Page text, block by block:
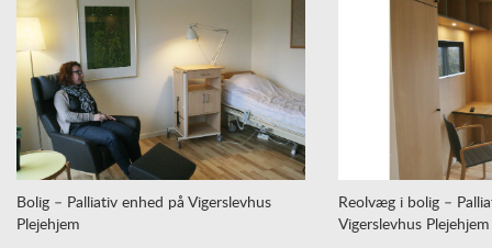
Bolig – Palliativ enhed på Vigerslevhus
Plejehjem
Reolvæg i bolig –
Vigerslevhus Plejehjem